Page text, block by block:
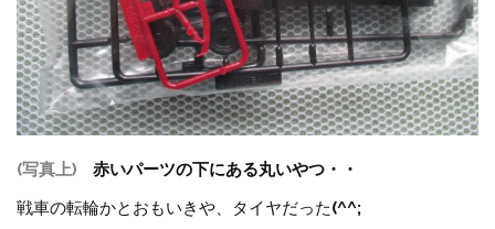
(写真上)
赤いパーツの下にある丸いやつ・・
戦車の転輪かとおもいきや、タイヤだった(^^;